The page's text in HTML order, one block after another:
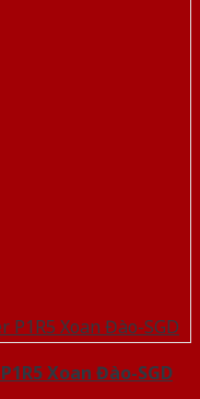
Xoan Đào-SGD